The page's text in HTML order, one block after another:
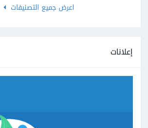
اعرض جميع التصنيفات
إعلانات